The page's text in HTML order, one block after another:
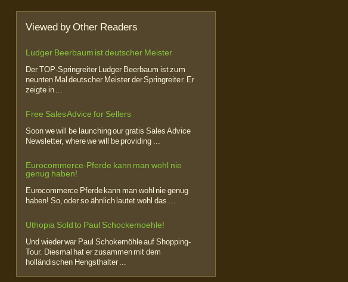
Viewed by Other Readers
Ludger Beerbaum ist deutscher Meister
Der TOP-Springreiter Ludger Beerbaum ist zum
neunten Mal deutscher Meister der Springreiter. Er
zeigte in ...
Free Sales Advice for Sellers
Soon we will be launching our gratis Sales Advice
Newsletter, where we will be providing ...
Eurocommerce-Pferde kann man wohl nie
genug haben!
Eurocommerce Pferde kann man wohl nie genug
haben! So, oder so ähnlich lautet wohl das ...
Uthopia Sold to Paul Schockemoehle!
Und wieder war Paul Schokemöhle auf Shopping-
Tour. Diesmal hat er zusammen mit dem
holländischen Hengsthalter ...